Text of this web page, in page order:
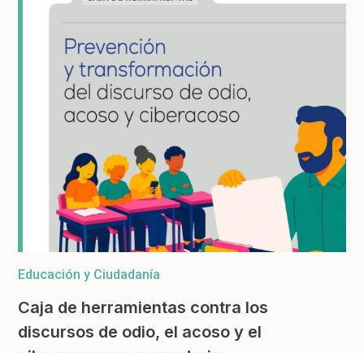
Educación y Ciudadanía
Caja de herramientas contra los
discursos de odio, el acoso y el